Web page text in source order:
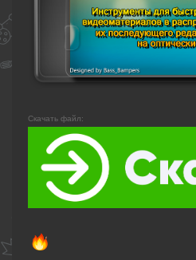
Скачать файл: